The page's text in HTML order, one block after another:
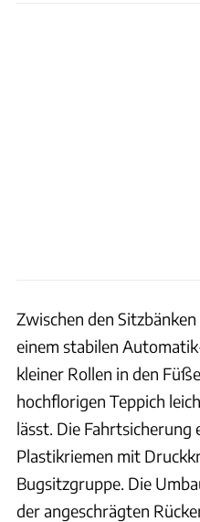
Zwischen den
einem stabilen
kleiner Rollen in den
hochflorigen Teppich
lässt. Die
Plastikriemen mit
Bugsitzgruppe. Die
der angeschrägten